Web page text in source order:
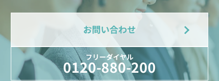
お問い合わせ
フリーダイヤル
0120-880-200